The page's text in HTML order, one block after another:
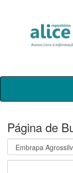
Skip
Página de